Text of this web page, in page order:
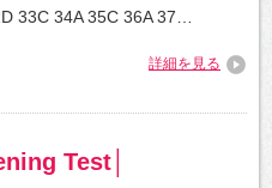
33C 34A 35C 36A 37…
詳細を見る
Test│